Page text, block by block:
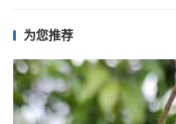
为您推荐